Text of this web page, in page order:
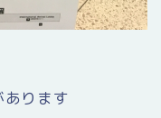
ります